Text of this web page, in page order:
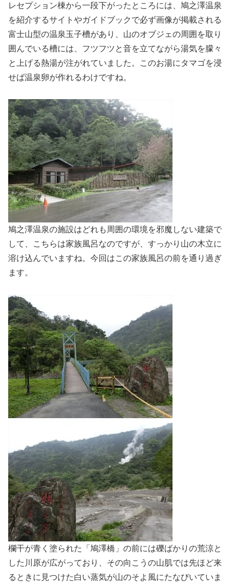
レセプション棟から一段下がったところには、鳩之澤温泉
を紹介するサイトやガイドブックで必ず画像が掲載される
富士山型の温泉玉子槽があり、山のオブジェの周囲を取り
囲んでいる槽には、フツフツと音を立てながら湯気を朦々
と上げる熱湯が注がれていました。このお湯にタマゴを浸
せば温泉卵が作れるわけですね。
鳩之澤温泉の施設はどれも周囲の環境を邪魔しない建築で
して、こちらは家族風呂なのですが、すっかり山の木立に
溶け込んでいますね。今回はこの家族風呂の前を通り過ぎ
ます。
欄干が青く塗られた「鳩澤橋」の前には礫ばかりの荒涼と
した川原が広がっており、その向こうの山肌では先ほど来
るときに見つけた白い蒸気が山のそよ風にたなびいていま